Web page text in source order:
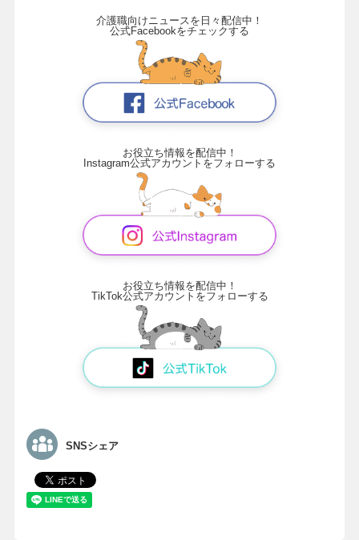
介護職向けニュースを日々配信中！
公式Facebookをチェックする
お役立ち情報を配信中！
Instagram公式アカウントをフォローする
お役立ち情報を配信中！
TikTok公式アカウントをフォローする
SNSシェア